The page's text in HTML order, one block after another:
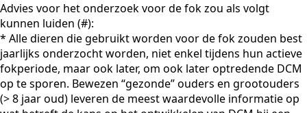
Advies voor het onderzoek voor de fok zou als volgt
kunnen luiden (#):
* Alle dieren die gebruikt worden voor de fok zouden best
jaarlijks onderzocht worden, niet enkel tijdens hun actieve
fokperiode, maar ook later, om ook later optredende DCM
op te sporen. Bewezen “gezonde” ouders en grootouders
(> 8 jaar oud) leveren de meest waardevolle informatie op